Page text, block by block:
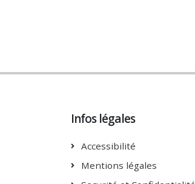
Infos légales
Accessibilité
Mentions légales